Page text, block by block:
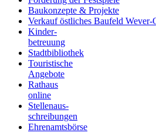
Baukonzepte & Projekte
Verkauf östliches Baufeld Wever-
Kinder-
betreuung
Stadtbibliothek
Touristische
Angebote
Rathaus
online
Stellenaus-
schreibungen
Ehrenamtsbörse